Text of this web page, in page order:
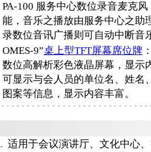
PA-100 服务中心数位录音麦克
能，音乐之播放由服务中心之助
录数位音讯广播则可自动中断音
OMES-9”桌上型TFT屏幕席位牌
数位高解析彩色液晶屏幕，显示
可显示与会人员的单位名、姓名
图案等信息，显示内容丰富。
． 适用于会议演讲厅、文化中心